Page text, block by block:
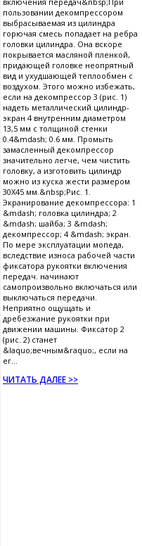
пользовании декомпрессором
выбрасываемая из цилиндра
горючая смесь попадает на ребра
головки цилиндра. Она вскоре
покрывается масляной пленкой,
придающей головке неопрятный
вид и ухудшающей теплообмен с
воздухом. Этого можно избежать,
если на декомпрессор 3 (рис. 1)
надеть металлический цилиндр-
экран 4 внутренним диаметром
13,5 мм с толщиной стенки
0.4&mdash; 0.6 мм. Промыть
замасленный декомпрессор
значительно легче, чем чистить
головку, а изготовить цилиндр
можно из куска жести размером
30X45 мм.&nbsp;Рис. 1.
Экранирование декомпрессора: 1
&mdash; головка цилиндра; 2
&mdash; шайба; 3 &mdash;
декомпрессор; 4 &mdash; экран.
По мере эксплуатации мопеда,
вследствие износа рабочей части
фиксатора рукоятки включения
передач. начинают
самопроизвольно включаться или
выключаться передачи.
Неприятно ощущать и
дребезжание рукоятки при
движении машины. Фиксатор 2
(рис. 2) станет
&laquo;вечным&raquo;, если на
ег...
ЧИТАТЬ ДАЛЕЕ >>